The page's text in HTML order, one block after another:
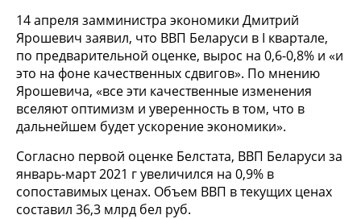
14 апреля замминистра экономики Дмитрий
Ярошевич заявил, что ВВП Беларуси в I квартале,
по предварительной оценке, вырос на 0,6-0,8% и «и
это на фоне качественных сдвигов». По мнению
Ярошевича, «все эти качественные изменения
вселяют оптимизм и уверенность в том, что в
дальнейшем будет ускорение экономики».
Согласно первой оценке Белстата, ВВП Беларуси за
январь-март 2021 г увеличился на 0,9% в
сопоставимых ценах. Объем ВВП в текущих ценах
составил 36,3 млрд бел руб.